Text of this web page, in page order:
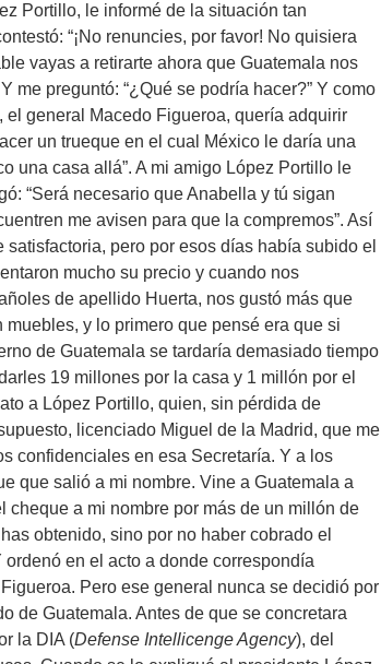
Portillo, le informé de la situación tan
“¡No renuncies, por favor! No quisiera
vayas a retirarte ahora que Guatemala nos
me preguntó: “¿Qué se podría hacer?” Y como
general Macedo Figueroa, quería adquirir
un trueque en el cual México le daría una
una casa allá”. A mi amigo López Portillo le
“Será necesario que Anabella y tú sigan
me avisen para que la compremos”. Así
pero por esos días había subido el
mucho su precio y cuando nos
de apellido Huerta, nos gustó más que
y lo primero que pensé era que si
de Guatemala se tardaría demasiado tiempo
19 millones por la casa y 1 millón por el
a López Portillo, quien, sin pérdida de
licenciado Miguel de la Madrid, que me
confidenciales en esa Secretaría. Y a los
que salió a mi nombre. Vine a Guatemala a
a mi nombre por más de un millón de
obtenido, sino por no haber cobrado el
en el acto a donde correspondía
Pero ese general nunca se decidió por
de Guatemala. Antes de que se concretara
la DIA (Defense Intellicenge Agency), del